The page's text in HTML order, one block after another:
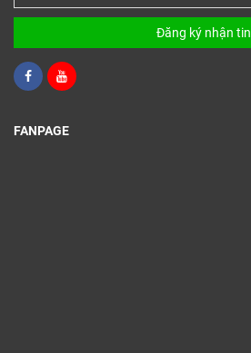
Đăng ký nhận tin
FANPAGE